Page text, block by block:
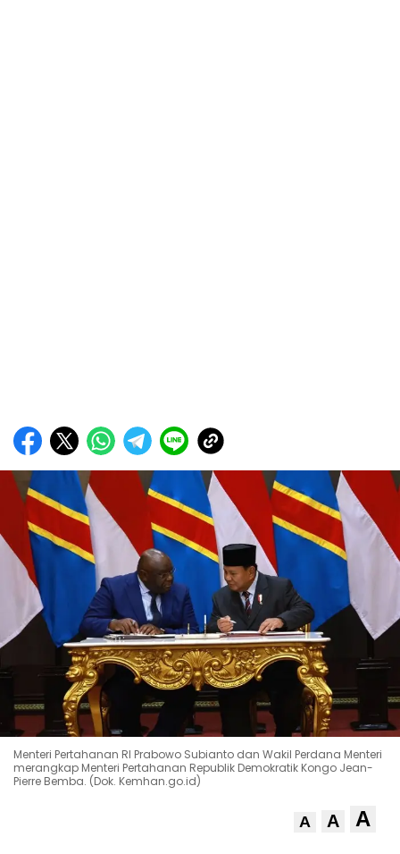
Menteri Pertahanan RI Prabowo Subianto dan Wakil Perdana Menteri
merangkap Menteri Pertahanan Republik Demokratik Kongo Jean-
Pierre Bemba. (Dok. Kemhan.go.id)
A A A